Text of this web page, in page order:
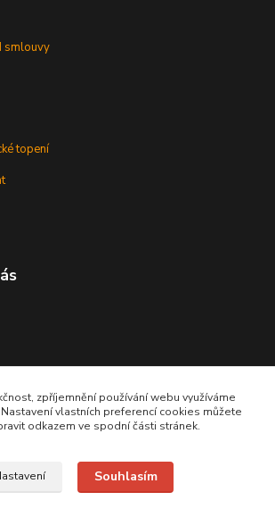
smlouvy
topení
zpříjemnění používání webu využíváme
vlastních preferencí cookies můžete
odkazem ve spodní části stránek.
Souhlasím